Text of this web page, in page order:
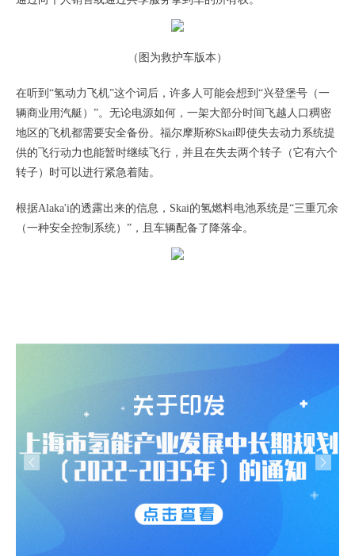
（图为救护车版本）
在听到“氢动力飞机”这个词后，许多人可能会想到“兴登堡号（一
辆商业用汽艇）”。无论电源如何，一架大部分时间飞越人口稠密
地区的飞机都需要安全备份。福尔摩斯称Skai即使失去动力系统提
供的飞行动力也能暂时继续飞行，并且在失去两个转子（它有六个
转子）时可以进行紧急着陆。
根据Alaka'i的透露出来的信息，Skai的氢燃料电池系统是“三重冗余
（一种安全控制系统）”，且车辆配备了降落伞。